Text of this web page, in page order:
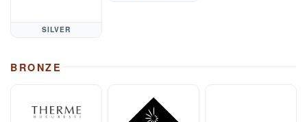
SILVER
BRONZE